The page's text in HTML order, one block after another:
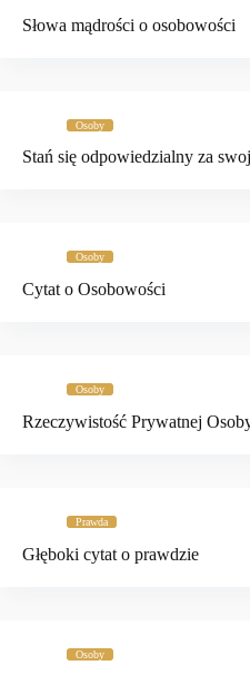
Słowa mądrości o osobowości
Osoby
Stań się odpowiedzialny za
Osoby
Cytat o Osobowości
Osoby
Rzeczywistość Prywatnej
Prawda
Głęboki cytat o prawdzie
Osoby